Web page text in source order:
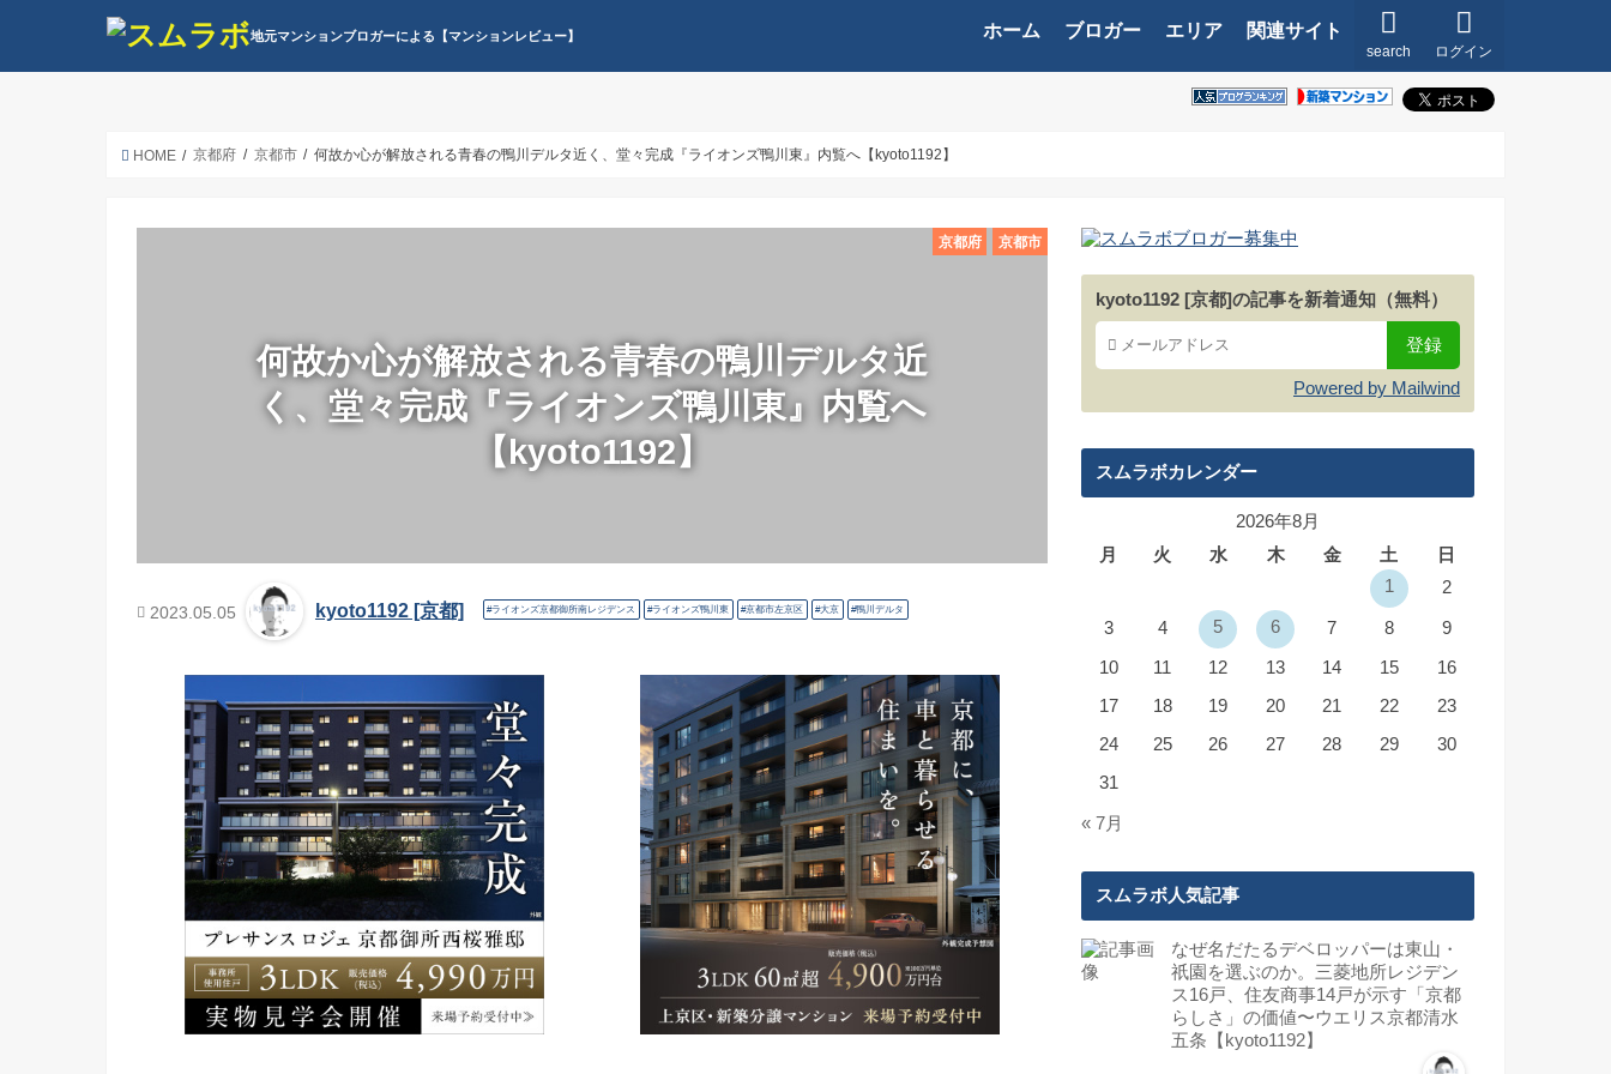
地元マンションブロガーによる【マンションレビュー】
ログイン
search
ホーム ブロガー エリア 関連サイト
HOME 京都府 京都市 何故か心が解放される青春の鴨川デルタ近く、堂々完成『ライオンズ鴨川東』内覧へ【kyoto1192】
何故か心が解放される青春の鴨川デルタ近
く、堂々完成『ライオンズ鴨川東』内覧へ
【kyoto1192】
京都市
京都府
2023.05.05 kyoto1192 [京都] ライオンズ京都御所南レジデンス ライオンズ鴨川東 京都市左京区 大京 鴨川デルタ
kyoto1192 [京都]の記事を新着通知（無料）
Powered by Mailwind
スムラボカレンダー
2026年8月
月
火 水 木 金 土
日
1
2
3 4 5 6 7 8 9
10 11 12 13 14 15
16
17
18 19 20 21 22
23
24
25 26 27 28 29
30
31
« 7月
スムラボ人気記事
なぜ名だたるデベロッパーは東山・
祇園を選ぶのか。三菱地所レジデン
ス16戸、住友商事14戸が示す「京都
らしさ」の価値〜ウエリス京都清水
五条【kyoto1192】